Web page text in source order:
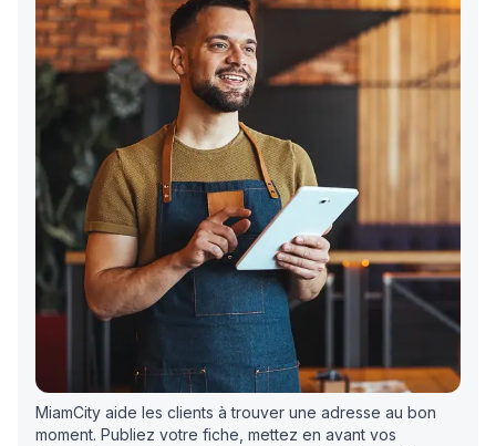
MiamCity aide les clients à trouver une adresse au bon
moment. Publiez votre fiche, mettez en avant vos